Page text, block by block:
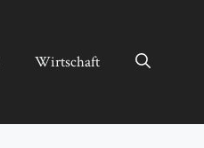
Wirtschaft